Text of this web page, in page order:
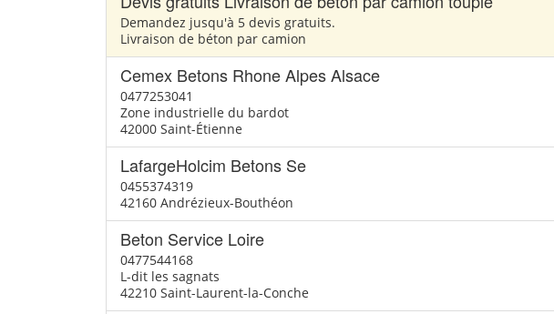
Demandez jusqu'à 5 devis gratuits.
Livraison de béton par camion
Cemex Betons Rhone Alpes Alsace
0477253041
Zone industrielle du bardot
42000 Saint-Étienne
LafargeHolcim Betons Se
0455374319
42160 Andrézieux-Bouthéon
Beton Service Loire
0477544168
L-dit les sagnats
42210 Saint-Laurent-la-Conche